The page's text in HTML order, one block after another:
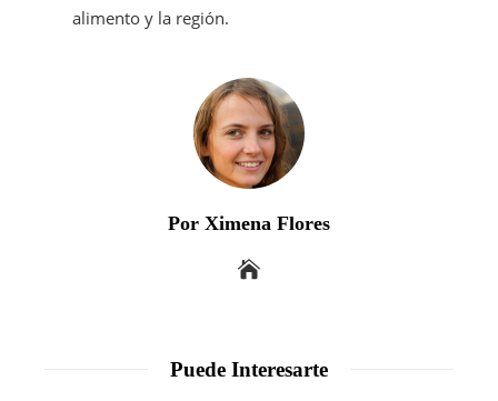
alimento y la región.
Por Ximena Flores
Puede Interesarte